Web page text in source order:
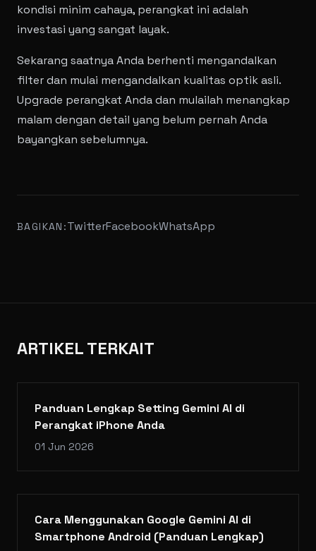
kondisi minim cahaya, perangkat ini adalah
investasi yang sangat layak.
Sekarang saatnya Anda berhenti mengandalkan
filter dan mulai mengandalkan kualitas optik asli.
Upgrade perangkat Anda dan mulailah menangkap
malam dengan detail yang belum pernah Anda
bayangkan sebelumnya.
BAGIKAN:TwitterFacebookWhatsApp
ARTIKEL TERKAIT
Panduan Lengkap Setting Gemini AI di
Perangkat iPhone Anda
01 Jun 2026
Cara Menggunakan Google Gemini AI di
Smartphone Android (Panduan Lengkap)